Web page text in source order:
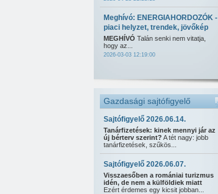
Meghívó: ENERGIAHORDOZÓK -
piaci helyzet, trendek, jövőkép
MEGHÍVÓ Talán senki nem vitatja,
hogy az...
2026-03-03 12:19:00
Gazdasági sajtófigyelő
Sajtófigyelő 2026.06.14.
Tanárfizetések: kinek mennyi jár az
új bérterv szerint? A tét nagy: jobb
tanárfizetések, szűkös...
Sajtófigyelő 2026.06.07.
Visszaesőben a romániai turizmus
idén, de nem a külföldiek miatt
Ezért érdemes egy kicsit jobban...